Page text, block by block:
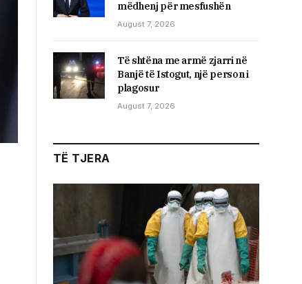
mëdhenj për mesfushën
August 7, 2026
Të shtëna me armë zjarri në
Banjë të Istogut, një person i
plagosur
August 7, 2026
TË TJERA